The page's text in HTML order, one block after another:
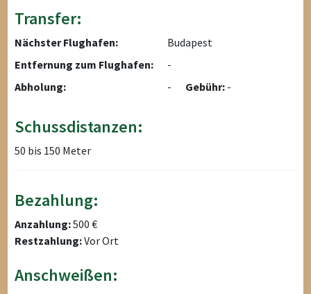
Transfer:
Nächster Flughafen:
Budapest
Entfernung zum Flughafen:
-
Abholung:
- Gebühr: -
Schussdistanzen:
50 bis 150 Meter
Bezahlung:
Anzahlung:500 €
Restzahlung:Vor Ort
Anschweißen: